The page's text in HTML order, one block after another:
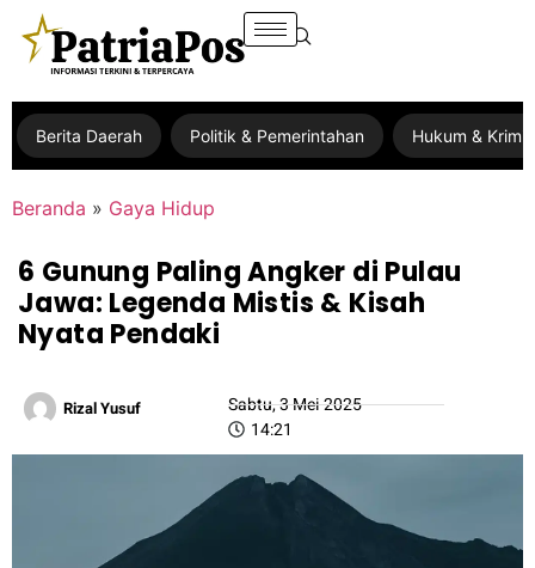
Berita Daerah Politik & Pemerintahan Hukum &
Beranda » Gaya Hidup
6 Gunung Paling Angker di Pulau
Jawa: Legenda Mistis & Kisah
Nyata Pendaki
Rizal Yusuf
Sabtu, 3 Mei 2025
14:21